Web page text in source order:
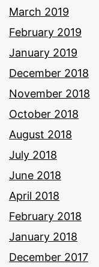
March 2019
February 2019
January 2019
December 2018
November 2018
October 2018
August 2018
July 2018
June 2018
April 2018
February 2018
January 2018
December 2017